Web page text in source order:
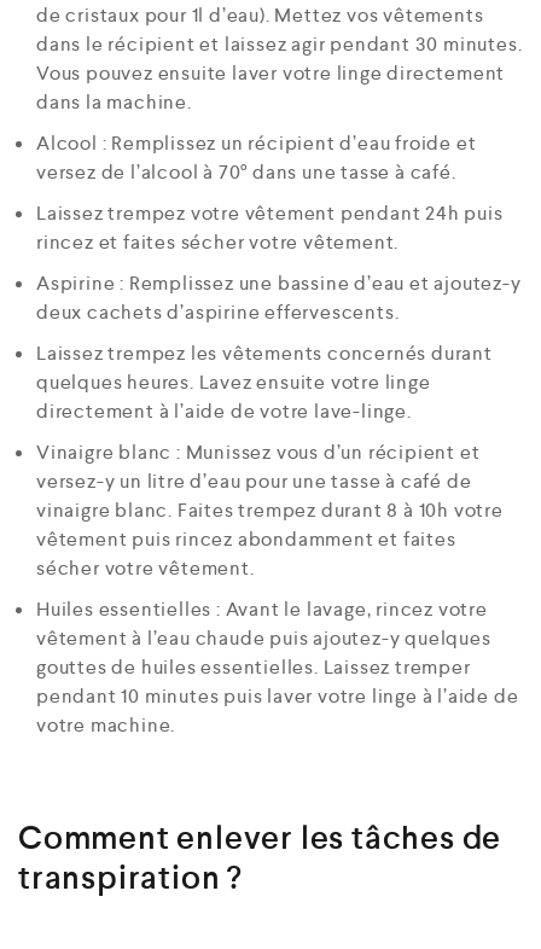
de cristaux pour 1l d’eau). Mettez vos vêtements
dans le récipient et laissez agir pendant 30 minutes.
Vous pouvez ensuite laver votre linge directement
dans la machine.
Alcool : Remplissez un récipient d’eau froide et
versez de l’alcool à 70° dans une tasse à café.
Laissez trempez votre vêtement pendant 24h puis
rincez et faites sécher votre vêtement.
Aspirine : Remplissez une bassine d’eau et ajoutez-y
deux cachets d’aspirine effervescents.
Laissez trempez les vêtements concernés durant
quelques heures. Lavez ensuite votre linge
directement à l’aide de votre lave-linge.
Vinaigre blanc : Munissez vous d’un récipient et
versez-y un litre d’eau pour une tasse à café de
vinaigre blanc. Faites trempez durant 8 à 10h votre
vêtement puis rincez abondamment et faites
sécher votre vêtement.
Huiles essentielles : Avant le lavage, rincez votre
vêtement à l’eau chaude puis ajoutez-y quelques
gouttes de huiles essentielles. Laissez tremper
pendant 10 minutes puis laver votre linge à l’aide de
votre machine.
Comment enlever les tâches de
transpiration ?